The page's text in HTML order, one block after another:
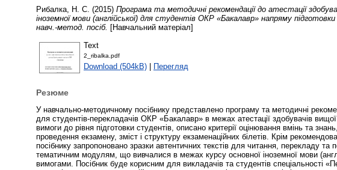
Рибалка, Н. С. (2015) Програма та методичні рекомендації до атестації
іноземної мови (англійської) для студентів ОКР «Бакалавр» напряму
навч.-метод. посіб. [Навчальний матеріал]
Text
2_ribalka.pdf
Download (504kB) Перегляд
Резюме
У навчально-методичному посібнику представлено програму та методичні
для студентів-перекладачів ОКР «Бакалавр» в межах атестації здобувачів
вимоги до рівня підготовки студентів, описано критерії оцінювання вмінь та
проведення екзамену, зміст і структуру екзаменаційних білетів. Крім
посібнику запропоновано зразки автентичних текстів для читання, перекладу та
тематичним модулям, що вивчалися в межах курсу основної іноземної мови
вимогами. Посібник буде корисним для викладачів та студентів спеціальності